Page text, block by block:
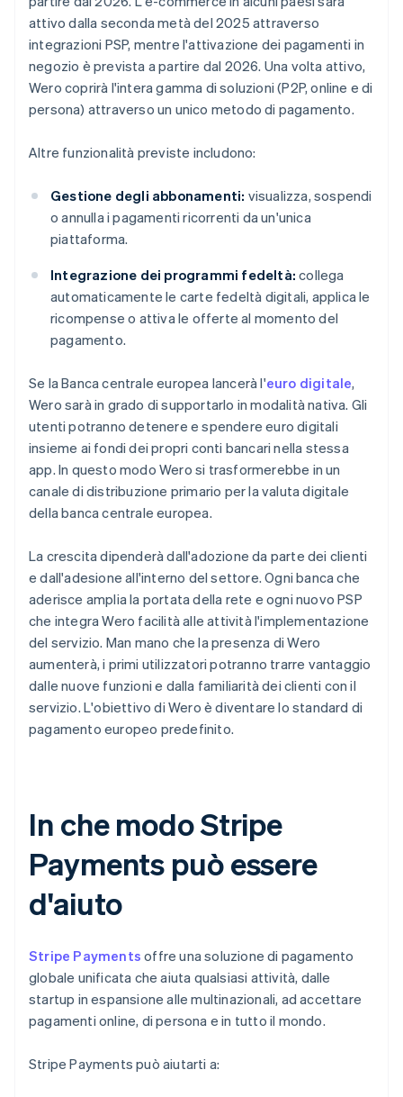
attivo dalla seconda metà del 2025 attraverso
integrazioni PSP, mentre l'attivazione dei pagamenti in
negozio è prevista a partire dal 2026. Una volta attivo,
Wero coprirà l'intera gamma di soluzioni (P2P, online e di
persona) attraverso un unico metodo di pagamento.
Altre funzionalità previste includono:
Gestione degli abbonamenti: visualizza, sospendi
o annulla i pagamenti ricorrenti da un'unica
piattaforma.
Integrazione dei programmi fedeltà: collega
automaticamente le carte fedeltà digitali, applica le
ricompense o attiva le offerte al momento del
pagamento.
Se la Banca centrale europea lancerà l'euro digitale,
Wero sarà in grado di supportarlo in modalità nativa. Gli
utenti potranno detenere e spendere euro digitali
insieme ai fondi dei propri conti bancari nella stessa
app. In questo modo Wero si trasformerebbe in un
canale di distribuzione primario per la valuta digitale
della banca centrale europea.
La crescita dipenderà dall'adozione da parte dei clienti
e dall'adesione all'interno del settore. Ogni banca che
aderisce amplia la portata della rete e ogni nuovo PSP
che integra Wero facilità alle attività l'implementazione
del servizio. Man mano che la presenza di Wero
aumenterà, i primi utilizzatori potranno trarre vantaggio
dalle nuove funzioni e dalla familiarità dei clienti con il
servizio. L'obiettivo di Wero è diventare lo standard di
pagamento europeo predefinito.
In che modo Stripe
Payments può essere
d'aiuto
Stripe Payments offre una soluzione di pagamento
globale unificata che aiuta qualsiasi attività, dalle
startup in espansione alle multinazionali, ad accettare
pagamenti online, di persona e in tutto il mondo.
Stripe Payments può aiutarti a: